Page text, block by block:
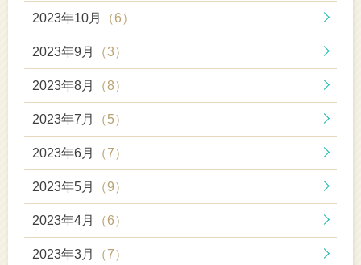
2023年10月 （6）
2023年9月 （3）
2023年8月 （8）
2023年7月 （5）
2023年6月 （7）
2023年5月 （9）
2023年4月 （6）
2023年3月 （7）